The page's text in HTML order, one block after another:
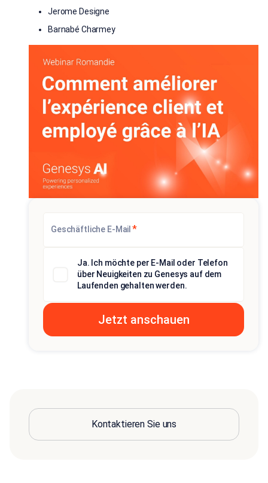
Jerome Designe
Barnabé Charmey
Geschäftliche E-Mail *
Ja. Ich möchte per E-Mail oder Telefon
über Neuigkeiten zu Genesys auf dem
Laufenden gehalten werden.
Kontaktieren Sie uns